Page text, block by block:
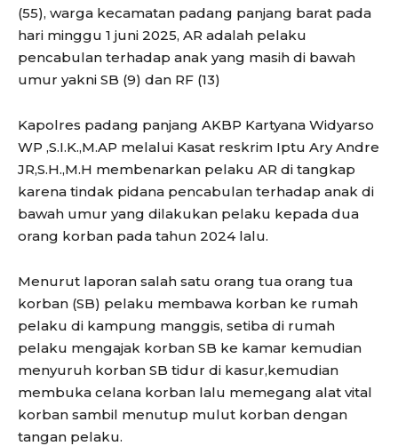
(55), warga kecamatan padang panjang barat pada
hari minggu 1 juni 2025, AR adalah pelaku
pencabulan terhadap anak yang masih di bawah
umur yakni SB (9) dan RF (13)
Kapolres padang panjang AKBP Kartyana Widyarso
WP ,S.I.K.,M.AP melalui Kasat reskrim Iptu Ary Andre
JR,S.H.,M.H membenarkan pelaku AR di tangkap
karena tindak pidana pencabulan terhadap anak di
bawah umur yang dilakukan pelaku kepada dua
orang korban pada tahun 2024 lalu.
Menurut laporan salah satu orang tua orang tua
korban (SB) pelaku membawa korban ke rumah
pelaku di kampung manggis, setiba di rumah
pelaku mengajak korban SB ke kamar kemudian
menyuruh korban SB tidur di kasur,kemudian
membuka celana korban lalu memegang alat vital
korban sambil menutup mulut korban dengan
tangan pelaku.